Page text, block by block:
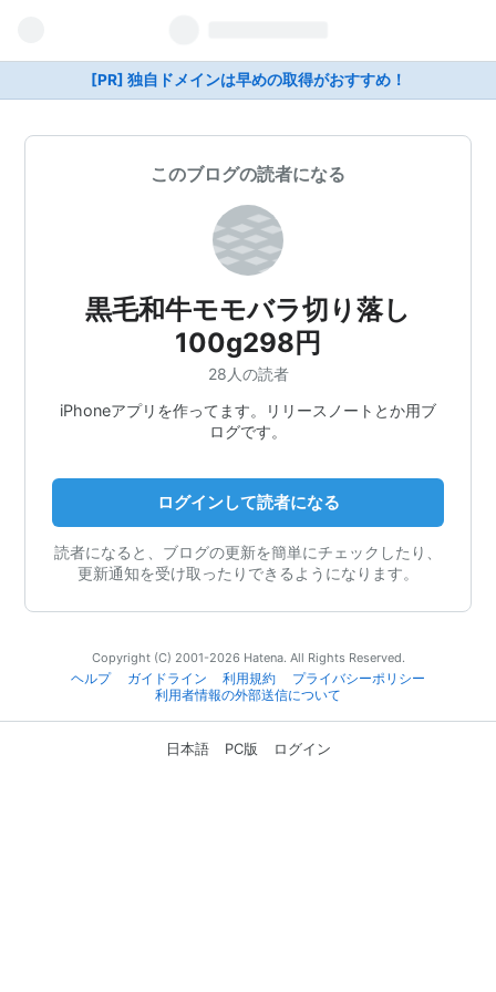
[PR] 独自ドメインは早めの取得がおすすめ！
このブログの読者になる
黒毛和牛モモバラ切り落し
100g298円
28人の読者
iPhoneアプリを作ってます。リリースノートとか用ブ
ログです。
ログインして読者になる
読者になると、ブログの更新を簡単にチェックしたり、
更新通知を受け取ったりできるようになります。
Copyright (C) 2001-2026 Hatena. All Rights Reserved.
ヘルプ
ガイドライン 利用規約
プライバシーポリシー
利用者情報の外部送信について
日本語 PC版 ログイン